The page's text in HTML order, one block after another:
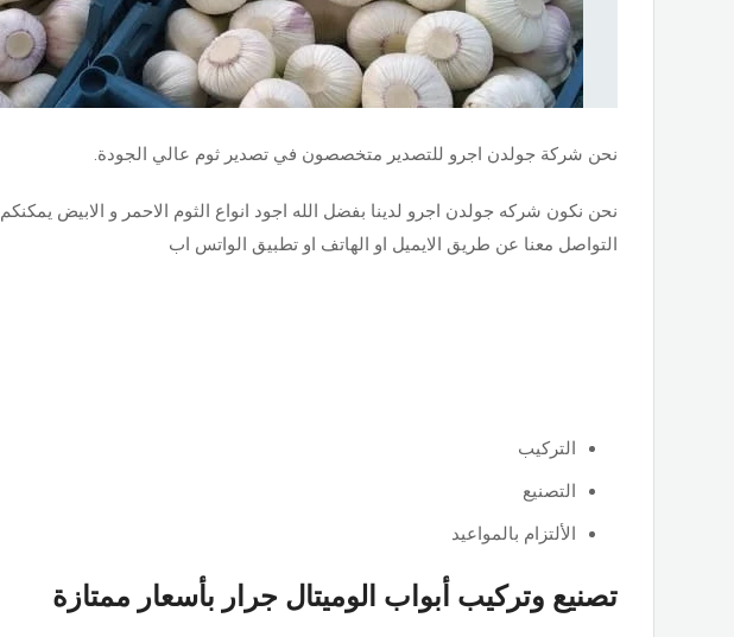
نحن شركة جولدن اجرو للتصدير متخصصون في تصدير ثوم عالي الجودة.
نحن نكون شركه جولدن اجرو لدينا بفضل الله اجود انواع الثوم الاحمر و الابيض يمكنكم
التواصل معنا عن طريق الايميل او الهاتف او تطبيق الواتس اب
التركيب
التصنيع
الألتزام بالمواعيد
تصنيع وتركيب أبواب الوميتال جرار بأسعار ممتازة